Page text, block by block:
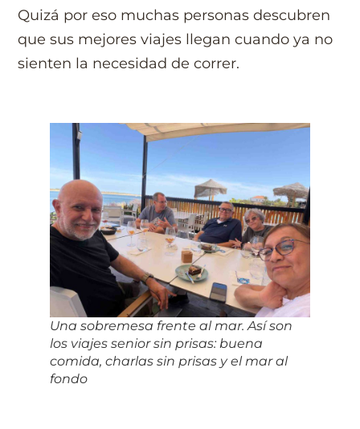
Quizá por eso muchas personas descubren
que sus mejores viajes llegan cuando ya no
sienten la necesidad de correr.
Una sobremesa frente al mar. Así son
los viajes senior sin prisas: buena
comida, charlas sin prisas y el mar al
fondo